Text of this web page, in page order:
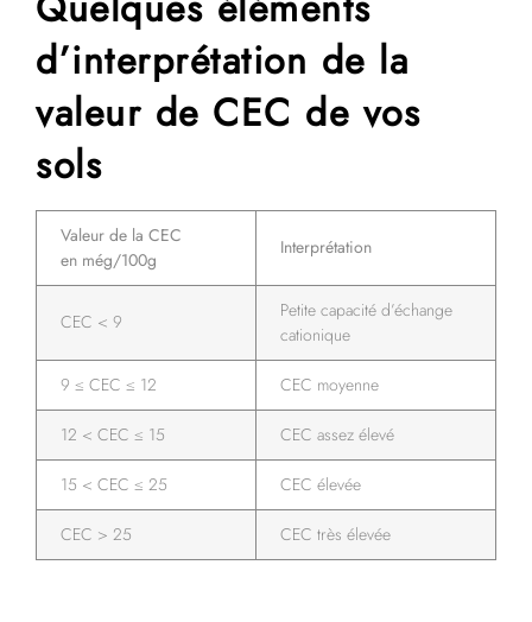
d’interprétation de la
valeur de CEC de vos
sols
Valeur de la CEC
en még/100g
Interprétation
CEC < 9
Petite capacité d’échange
cationique
9 ≤ CEC ≤ 12 CEC moyenne
12 < CEC ≤ 15 CEC assez élevé
15 < CEC ≤ 25 CEC élevée
CEC > 25 CEC très élevée